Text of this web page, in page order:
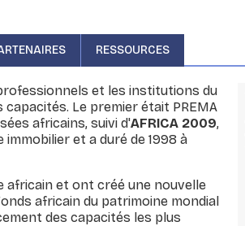
RESSOURCES
et les institutions du
Le premier était PREMA
africains, suivi d'AFRICA 2009,
et a duré de 1998 à
africain et ont créé une nouvelle
africain du patrimoine mondial
des capacités les plus